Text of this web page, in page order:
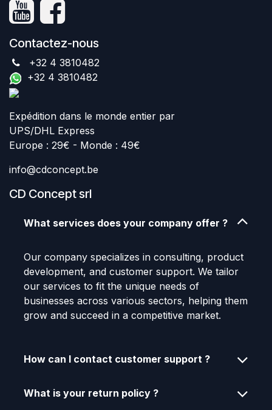
Contactez-nous
+32 4 3810482
+32 4 3810482
Expédition dans le monde entier par
UPS/DHL Express
Europe : 29€ - Monde : 49€
info@cdconcept.be
CD Concept srl
What services does your company offer ?
Our company specializes in consulting, product
development, and customer support. We tailor
our services to fit the unique needs of
businesses across various sectors, helping them
grow and succeed in a competitive market.
How can I contact customer support ?
What is your return policy ?